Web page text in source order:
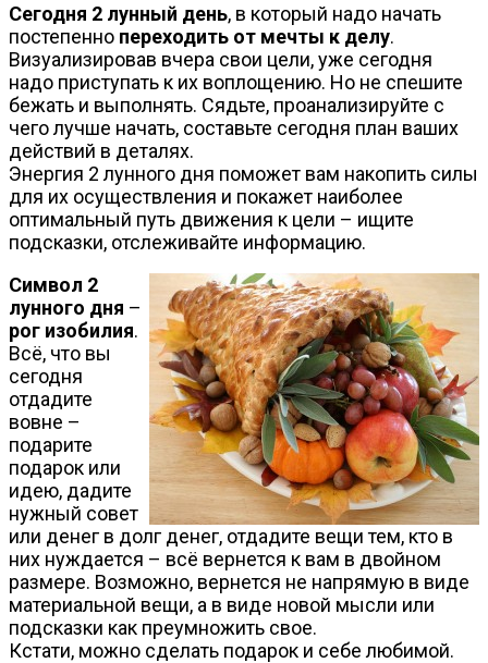
Сегодня 2 лунный день, в который надо начать
постепенно переходить от мечты к делу.
Визуализировав вчера свои цели, уже сегодня
надо приступать к их воплощению. Но не спешите
бежать и выполнять. Сядьте, проанализируйте с
чего лучше начать, составьте сегодня план ваших
действий в деталях.
Энергия 2 лунного дня поможет вам накопить силы
для их осуществления и покажет наиболее
оптимальный путь движения к цели – ищите
подсказки, отслеживайте информацию.
Символ 2
лунного дня –
рог изобилия.
Всё, что вы
сегодня
отдадите
вовне –
подарите
подарок или
идею, дадите
нужный совет
или денег в долг денег, отдадите вещи тем, кто в
них нуждается – всё вернется к вам в двойном
размере. Возможно, вернется не напрямую в виде
материальной вещи, а в виде новой мысли или
подсказки как преумножить свое.
Кстати, можно сделать подарок и себе любимой.